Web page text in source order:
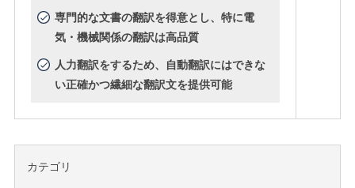
専門的な文書の翻訳を得意とし、特に電
気・機械関係の翻訳は高品質
人力翻訳をするため、自動翻訳にはできな
い正確かつ繊細な翻訳文を提供可能
カテゴリ